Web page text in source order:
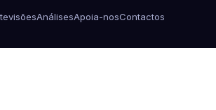
AnálisesApoia-nosContactos